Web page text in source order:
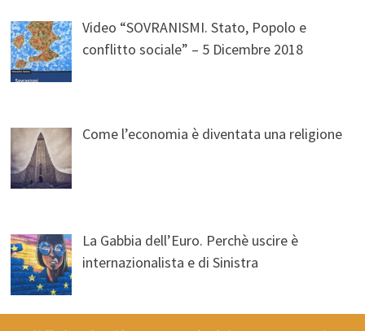
Video “SOVRANISMI. Stato, Popolo e
conflitto sociale” – 5 Dicembre 2018
Come l’economia è diventata una religione
La Gabbia dell’Euro. Perchè uscire è
internazionalista e di Sinistra